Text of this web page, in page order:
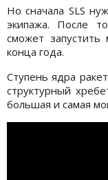
Но сначала SLS
экипажа. После
сможет
конца года.
Ступень ядра
структурный
большая и самая